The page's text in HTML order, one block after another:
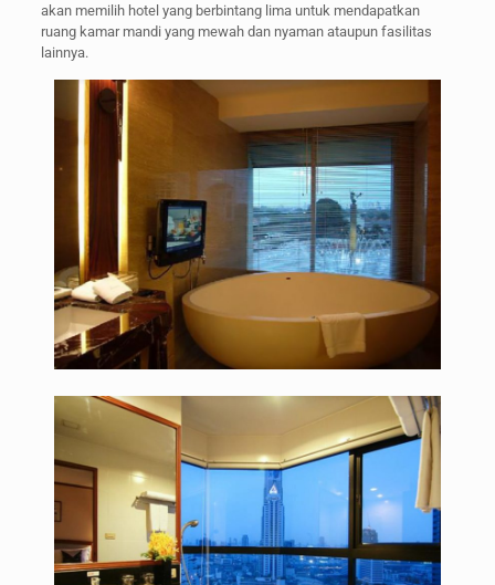
akan memilih hotel yang berbintang lima untuk mendapatkan
ruang kamar mandi yang mewah dan nyaman ataupun fasilitas
lainnya.